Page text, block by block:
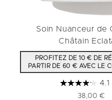
Soin Nuanceur de
Châtain
PROFITEZ DE 10 € DE
PARTIR DE 60 € AVEC LE
4.1
38,00 €